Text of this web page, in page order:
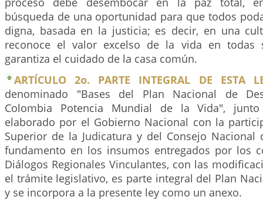
búsqueda de una oportunidad para que todos
digna, basada en la justicia; es decir, en una
reconoce el valor excelso de la vida en todas
garantiza el cuidado de la casa común.
ARTÍCULO 2o. PARTE INTEGRAL DE ESTA
denominado "Bases del Plan Nacional de
Colombia Potencia Mundial de la Vida",
elaborado por el Gobierno Nacional con la
Superior de la Judicatura y del Consejo Nacional
fundamento en los insumos entregados por los
Diálogos Regionales Vinculantes, con las
el trámite legislativo, es parte integral del Plan
y se incorpora a la presente ley como un anexo.